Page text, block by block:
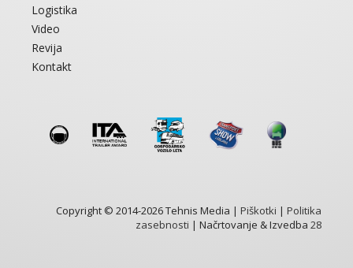
Logistika
Video
Revija
Kontakt
Copyright © 2014-2026 Tehnis Media | Piškotki | Politika
zasebnosti | Načrtovanje & Izvedba 28